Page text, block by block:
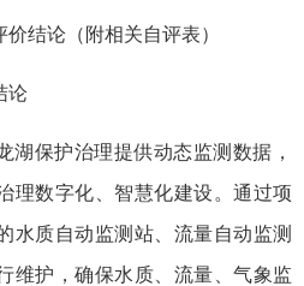
结论（附相关自评表）
论
湖保护治理提供动态监测数据，
理数字化、智慧化建设。通过项
水质自动监测站、流量自动监测
维护，确保水质、流量、气象监